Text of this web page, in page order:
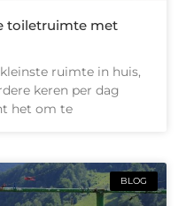
toiletruimte met
ruimte in huis,
keren per dag
het om te
BLOG